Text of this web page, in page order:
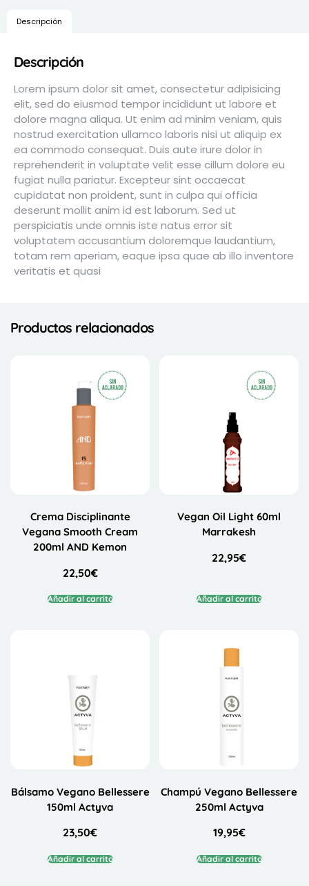
Descripción
Descripción
Lorem ipsum dolor sit amet, consectetur adipisicing
elit, sed do eiusmod tempor incididunt ut labore et
dolore magna aliqua. Ut enim ad minim veniam, quis
nostrud exercitation ullamco laboris nisi ut aliquip ex
ea commodo consequat. Duis aute irure dolor in
reprehenderit in voluptate velit esse cillum dolore eu
fugiat nulla pariatur. Excepteur sint occaecat
cupidatat non proident, sunt in culpa qui officia
deserunt mollit anim id est laborum. Sed ut
perspiciatis unde omnis iste natus error sit
voluptatem accusantium doloremque laudantium,
totam rem aperiam, eaque ipsa quae ab illo inventore
veritatis et quasi
Productos relacionados
Crema Disciplinante
Vegana Smooth Cream
200ml AND Kemon
22,50€
Añadir al carrito
Vegan Oil Light 60ml
Marrakesh
22,95€
Añadir al carrito
Bálsamo Vegano Bellessere
150ml Actyva
23,50€
Añadir al carrito
Champú Vegano Bellessere
250ml Actyva
19,95€
Añadir al carrito